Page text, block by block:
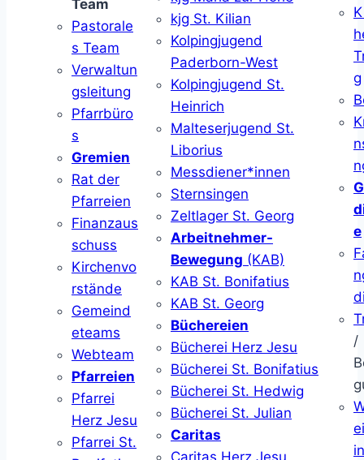
Team
Pastorale
s Team
Verwaltun
gsleitung
Pfarrbüro
s
Gremien
Rat der
Pfarreien
Finanzaus
schuss
Kirchenvo
rstände
Gemeind
eteams
Webteam
Pfarreien
Pfarrei
Herz Jesu
Pfarrei St.
kjg St. Kilian
Kolpingjugend
Paderborn-West
Kolpingjugend St.
Heinrich
Malteserjugend St.
Liborius
Messdiener*innen
Sternsingen
Zeltlager St. Georg
Arbeitnehmer-
Bewegung (KAB)
KAB St. Bonifatius
KAB St. Georg
Büchereien
Bücherei Herz Jesu
Bücherei St. Bonifatius
Bücherei St. Hedwig
Bücherei St. Julian
Caritas
Caritas Herz Jesu
g
e
/